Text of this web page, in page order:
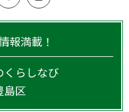
報満載！
くらしなび
島区